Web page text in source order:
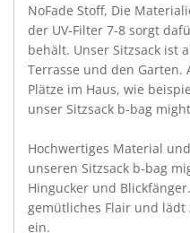
NoFade Stoff, Die
der UV-Filter 7-8 sorgt
behält. Unser Sitzsack ist
Terrasse und den Garten.
Plätze im Haus, wie
unser Sitzsack b-bag
Hochwertiges Material
unseren Sitzsack b-bag
Hingucker und
gemütliches Flair und
ein.